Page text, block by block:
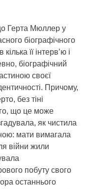
Герта Мюллер у
біографічного
її інтерв’ю і
біографічний
своєї
Причому,
без тіні
що це може
як чистила
мати вимагала
війни жили
побуту свого
останнього